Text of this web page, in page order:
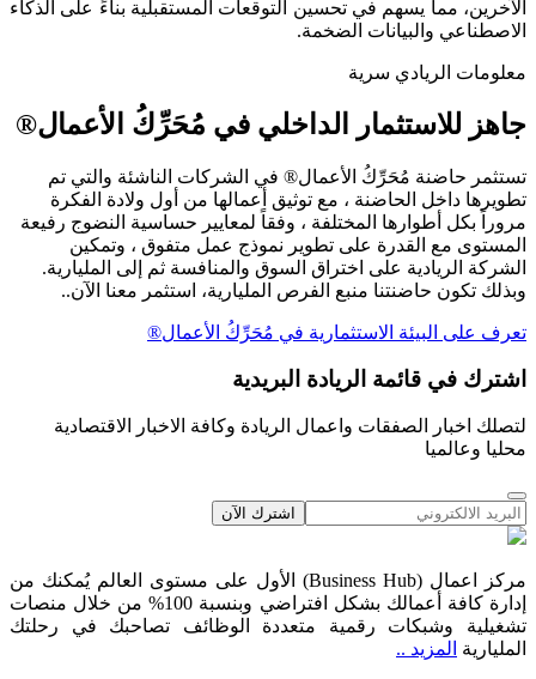
الآخرين، مما يسهم في تحسين التوقعات المستقبلية بناءً على الذكاء
الاصطناعي والبيانات الضخمة.
معلومات الريادي سرية
جاهز للاستثمار الداخلي في مُحَرِّكُ الأعمال®
تستثمر حاضنة مُحَرِّكُ الأعمال® في الشركات الناشئة والتي تم
تطويرها داخل الحاضنة ، مع توثيق أعمالها من أول ولادة الفكرة
مروراً بكل أطوارها المختلفة ، وفقاً لمعايير حساسية النضوج رفيعة
المستوى مع القدرة على تطوير نموذج عمل متفوق ، وتمكين
الشركة الريادية على اختراق السوق والمنافسة ثم إلى المليارية.
وبذلك تكون حاضنتنا منبع الفرص المليارية، استثمر معنا الآن..
تعرف على البيئة الاستثمارية في مُحَرِّكُ الأعمال®
اشترك في قائمة الريادة البريدية
لتصلك اخبار الصفقات واعمال الريادة وكافة الاخبار الاقتصادية
محليا وعالميا
اشترك الآن
مركز اعمال (Business Hub) الأول على مستوى العالم يُمكنك من
إدارة كافة أعمالك بشكل افتراضي وبنسبة 100% من خلال منصات
تشغيلية وشبكات رقمية متعددة الوظائف تصاحبك في رحلتك
المليارية المزيد ..